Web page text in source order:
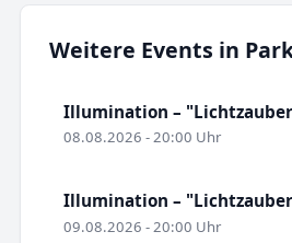
Weitere Events in
Illumination –
08.08.2026 - 20:00 Uhr
Illumination –
09.08.2026 - 20:00 Uhr